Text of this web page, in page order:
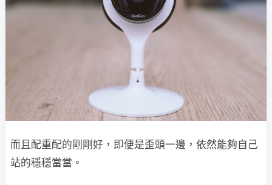
而且配重配的剛剛好，即便是歪頭一邊，依然能夠自己
站的穩穩當當。